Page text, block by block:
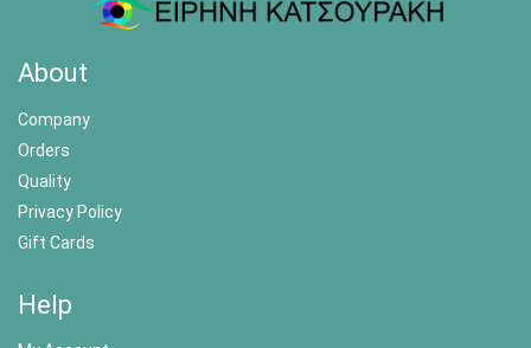
About
Company
Orders
Quality
Privacy Policy
Gift Cards
Help